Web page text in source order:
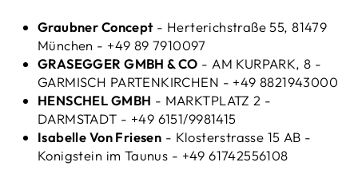
Graubner Concept- Herterichstraße 55, 81479
München - +49 89 7910097
GRASEGGER GMBH & CO - AM KURPARK, 8 -
GARMISCH PARTENKIRCHEN - +49 8821943000
HENSCHEL GMBH - MARKTPLATZ 2 -
DARMSTADT - +49 6151/9981415
Isabelle Von Friesen - Klosterstrasse 15 AB -
Konigstein im Taunus - +49 61742556108